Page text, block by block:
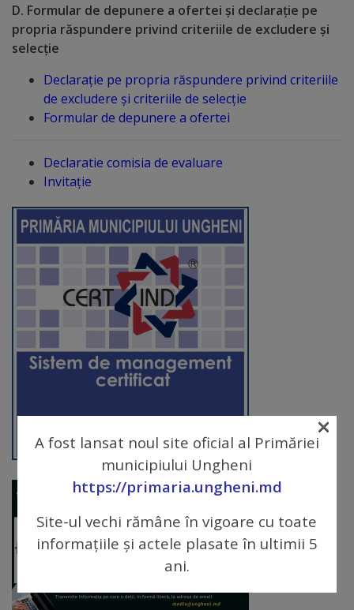
de
Excelență
Ungheniul
turistic
Obiective
turistice
Sculpturi
(harta
sculpturilor)
Monumente
arhitecturale
Sportivi
de
performanță
în
D. Formular de depunere a ofertei și declarație pe
propria răspundere privind criteriile de excludere și
selecție
Declarație pe propria răspundere privind criteriile
de excludere și criteriile de selecție
Formular de depunere a ofertei
Declaratie comisia de evaluare
Invitație
A fost lansat noul site oficial al Primăriei
municipiului Ungheni
https://primaria.ungheni.md
Site-ul vechi rămâne în vigoare cu toate
informațiile și actele plasate în ultimii 5
ani.
×